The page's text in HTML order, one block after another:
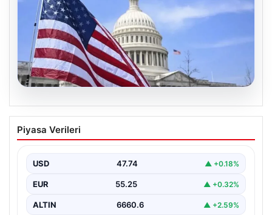
06.08.2026
Merkez Bankası faiz kararı ne zaman?
Ekonomistlerin nisan ayı faiz beklentisi
Piyasa Verileri
USD 47.74 ▲ +0.18%
EUR 55.25 ▲ +0.32%
ALTIN 6660.6 ▲ +2.59%